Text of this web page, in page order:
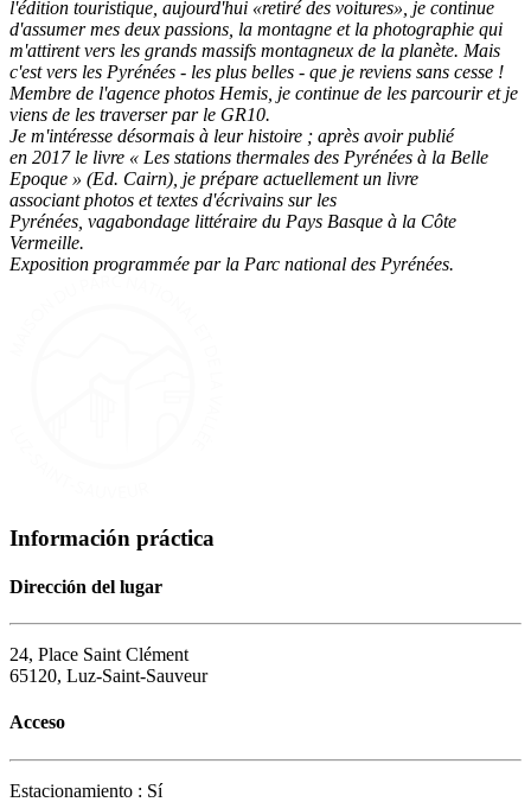
l'édition touristique, aujourd'hui «retiré des voitures», je continue
d'assumer mes deux passions, la montagne et la photographie qui
m'attirent vers les grands massifs montagneux de la planète. Mais
c'est vers les Pyrénées - les plus belles - que je reviens sans cesse !
Membre de l'agence photos Hemis, je continue de les parcourir et je
viens de les traverser par le GR10.
Je m'intéresse désormais à leur histoire ; après avoir publié
en 2017 le livre « Les stations thermales des Pyrénées à la Belle
Epoque » (Ed. Cairn), je prépare actuellement un livre
associant photos et textes d'écrivains sur les
Pyrénées, vagabondage littéraire du Pays Basque à la Côte
Vermeille.
Exposition programmée par la Parc national des Pyrénées.
Información práctica
Dirección del lugar
24, Place Saint Clément
65120, Luz-Saint-Sauveur
Acceso
Estacionamiento : Sí